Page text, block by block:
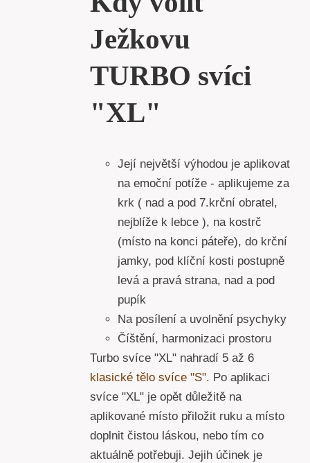
Ježkovu
TURBO svíci
"XL"
Její největší výhodou je aplikovat
na emoční potíže - aplikujeme za
krk ( nad a pod 7.krční obratel,
nejblíže k lebce ), na kostrč
(místo na konci páteře), do krční
jamky, pod klíční kosti postupně
levá a pravá strana, nad a pod
pupík
Na posílení a uvolnění psychyky
Číštění, harmonizaci prostoru
Turbo svíce "XL" nahradí 5 až 6
klasické tělo svíce "S". Po aplikaci
svíce "XL" je opět důležitě na
aplikované místo přiložit ruku a místo
doplnit čistou láskou, nebo tím co
aktuálně potřebuji. Jejih účinek je